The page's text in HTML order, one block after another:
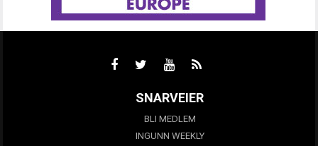
SNARVEIER
BLI MEDLEM
INGUNN WEEKLY